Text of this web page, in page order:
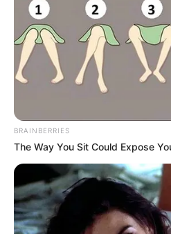
ดวงความรัก แม้จะมีความรัก
แต่เรื่องเงินทองนั้นดูเหมือน
ทำลายความแนบแน่นให้จืดจา
เหินกลายเป็นคนที่เคร่งเครียด
กันเองอยู่เสมอ คุณและคู่รักจะ
ปัญหาเรื่องเงินๆ ทองๆ และ เรื่
ลงตัวที่สุด มิเช่นนั้น จะเป็นคร
เรื่องขุ่นมั่ว และฉุนเฉียวเกรี้ยวก
จนทำให้ความรักถูกบดบังไปด้
ความสุข ทั้งๆ ที่สามารถจะมี
เพียงแต่รู้จักหันหน้าเข้าปรึกษ
ด้วยกันเท่านั้น
BRAINBERRIES
The Way You Sit Could Expose